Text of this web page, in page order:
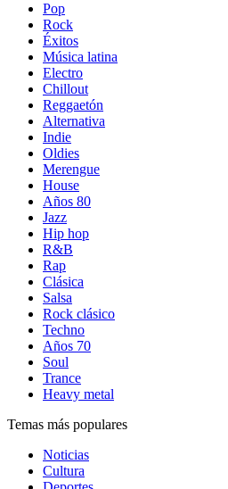
Pop
Rock
Éxitos
Música latina
Electro
Chillout
Reggaetón
Alternativa
Indie
Oldies
Merengue
House
Años 80
Jazz
Hip hop
R&B
Rap
Clásica
Salsa
Rock clásico
Techno
Años 70
Soul
Trance
Heavy metal
Temas más populares
Noticias
Cultura